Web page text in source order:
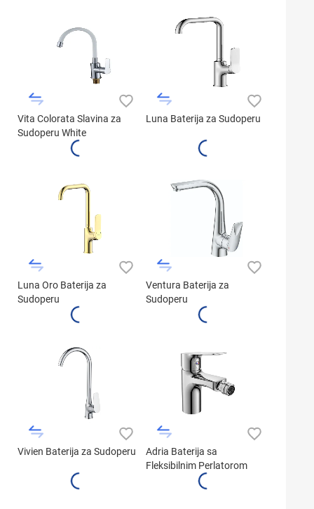
Vita Colorata Slavina za
Sudoperu White
Luna Baterija za Sudoperu
Luna Oro Baterija za
Sudoperu
Ventura Baterija za
Sudoperu
Vivien Baterija za Sudoperu
Adria Baterija sa
Fleksibilnim Perlatorom